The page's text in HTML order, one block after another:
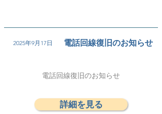
2025年9月17日 電話回線復旧のお知らせ
電話回線復旧のお知らせ
詳細を見る